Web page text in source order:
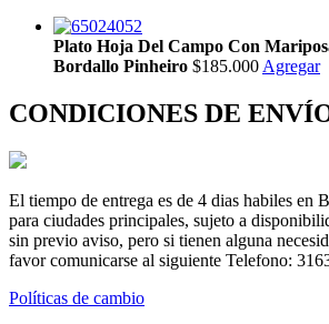
Plato Hoja Del Campo Con
Bordallo Pinheiro $185.000 Agregar
CONDICIONES DE
El tiempo de entrega es de 4 dias habiles en
para ciudades principales, sujeto a
sin previo aviso, pero si tienen alguna
favor comunicarse al siguiente Telefono:
Políticas de cambio